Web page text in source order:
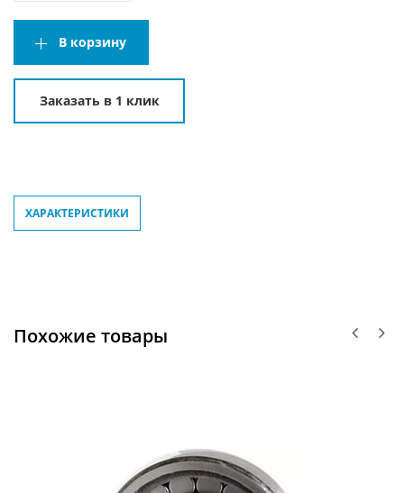
В корзину
Заказать в 1 клик
ХАРАКТЕРИСТИКИ
Похожие товары